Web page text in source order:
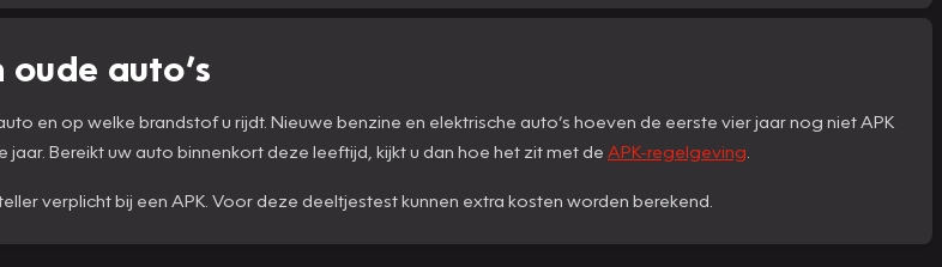
auto’s
en op welke brandstof u rijdt. Nieuwe benzine en elektrische auto’s hoeven de eerste vier jaar nog niet APK
Bereikt uw auto binnenkort deze leeftijd, kijkt u dan hoe het zit met de APK-regelgeving
verplicht bij een APK. Voor deze deeltjestest kunnen extra kosten worden berekend.